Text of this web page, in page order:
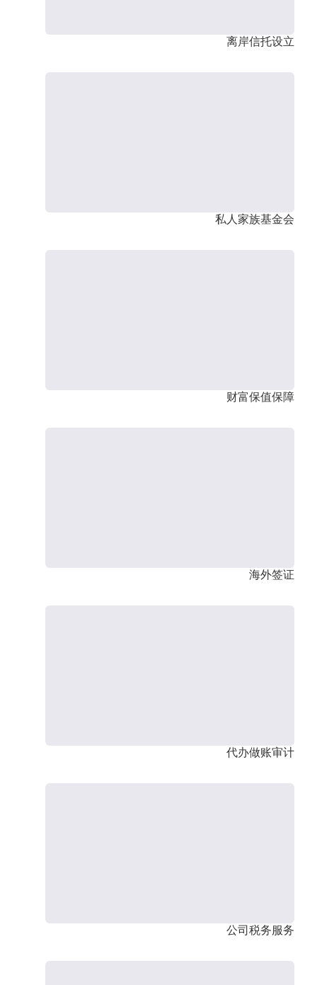
离岸信托设立
私人家族基金会
财富保值保障
海外签证
代办做账审计
公司税务服务